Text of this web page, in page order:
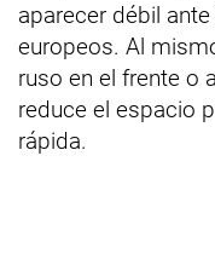
aparecer débil
europeos. Al
ruso en el frente o
reduce el espacio
rápida.